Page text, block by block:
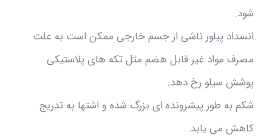
شود.
انسداد پیلور ناشی از جسم خارجی ممکن است به علت
مصرف مواد غیر قابل هضم مثل تکه های پلاستیکی
پوشش سیلو رخ دهد.
شکم به طور پیشرونده ای بزرگ شده و اشتها به تدریج
کاهش می یابد.